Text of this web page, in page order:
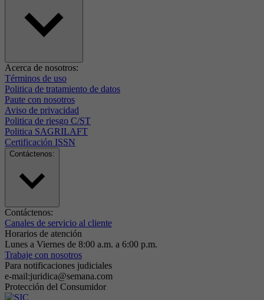
Acerca de nosotros:
Términos de uso
Politica de tratamiento de datos
Paute con nosotros
Aviso de privacidad
Politica de riesgo C/ST
Politica SAGRILAFT
Certificación ISSN
Contáctenos:
Contáctenos:
Canales de servicio al cliente
Horarios de atención
Lunes a Viernes de 8:00 a.m. a 6:00 p.m.
Trabaje con nosotros
Para notificaciones judiciales
e-mail:juridica@semana.com
Protección del Consumidor